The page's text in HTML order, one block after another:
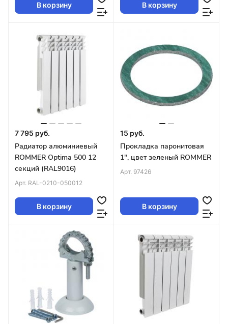
В корзину В корзину
7 795 руб.
Радиатор алюминиевый
ROMMER Optima 500 12
секций (RAL9016)
Арт. RAL-0210-050012
В корзину
15 руб.
Прокладка паронитовая
1", цвет зеленый ROMMER
Арт. 97426
В корзину